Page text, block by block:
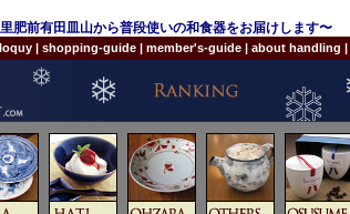
肥前有田皿山から普段使いの和食器をお届けします〜
| shopping-guide | member's-guide | about handling |